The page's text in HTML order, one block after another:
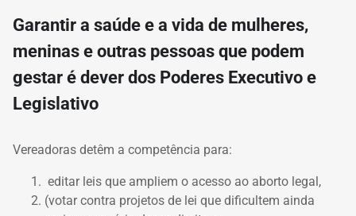
Garantir a saúde e a vida de mulheres,
meninas e outras pessoas que podem
gestar é dever dos Poderes Executivo e
Legislativo
Vereadoras detêm a competência para:
editar leis que ampliem o acesso ao aborto legal,
(votar contra projetos de lei que dificultem ainda